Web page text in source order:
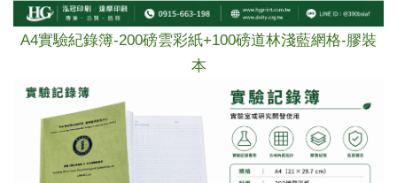
A4實驗紀錄簿-200磅雲彩紙+100磅道林淺藍網格-膠裝
本